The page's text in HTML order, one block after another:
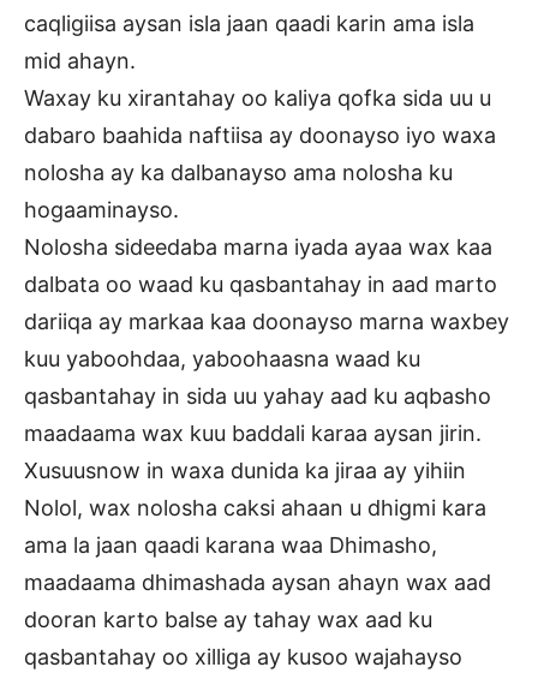
caqligiisa aysan isla jaan qaadi karin ama isla
mid ahayn.
Waxay ku xirantahay oo kaliya qofka sida uu u
dabaro baahida naftiisa ay doonayso iyo waxa
nolosha ay ka dalbanayso ama nolosha ku
hogaaminayso.
Nolosha sideedaba marna iyada ayaa wax kaa
dalbata oo waad ku qasbantahay in aad marto
dariiqa ay markaa kaa doonayso marna waxbey
kuu yaboohdaa, yaboohaasna waad ku
qasbantahay in sida uu yahay aad ku aqbasho
maadaama wax kuu baddali karaa aysan jirin.
Xusuusnow in waxa dunida ka jiraa ay yihiin
Nolol, wax nolosha caksi ahaan u dhigmi kara
ama la jaan qaadi karana waa Dhimasho,
maadaama dhimashada aysan ahayn wax aad
dooran karto balse ay tahay wax aad ku
qasbantahay oo xilliga ay kusoo wajahayso